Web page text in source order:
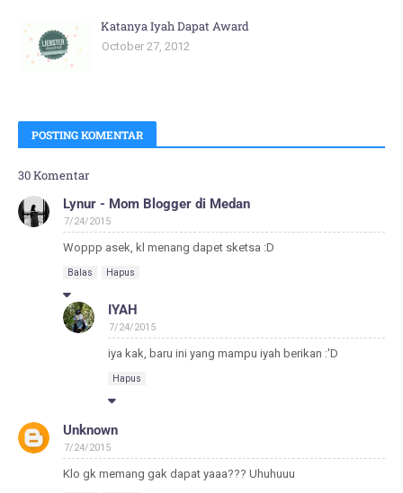
Katanya Iyah Dapat Award
October 27, 2012
POSTING KOMENTAR
30 Komentar
Lynur - Mom Blogger di Medan
7/24/2015
Woppp asek, kl menang dapet sketsa :D
Balas Hapus
IYAH
7/24/2015
iya kak, baru ini yang mampu iyah berikan :'D
Hapus
Unknown
7/24/2015
Klo gk memang gak dapat yaaa??? Uhuhuuu